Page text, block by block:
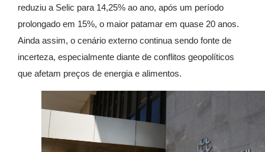
reduziu a Selic para 14,25% ao ano, após um período
prolongado em 15%, o maior patamar em quase 20 anos.
Ainda assim, o cenário externo continua sendo fonte de
incerteza, especialmente diante de conflitos geopolíticos
que afetam preços de energia e alimentos.